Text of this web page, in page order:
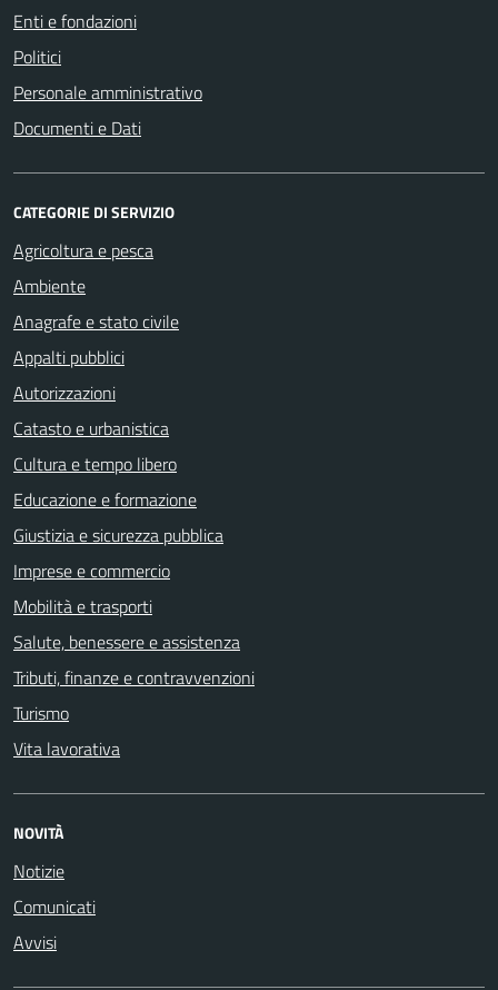
Enti e fondazioni
Politici
Personale amministrativo
Documenti e Dati
CATEGORIE DI SERVIZIO
Agricoltura e pesca
Ambiente
Anagrafe e stato civile
Appalti pubblici
Autorizzazioni
Catasto e urbanistica
Cultura e tempo libero
Educazione e formazione
Giustizia e sicurezza pubblica
Imprese e commercio
Mobilità e trasporti
Salute, benessere e assistenza
Tributi, finanze e contravvenzioni
Turismo
Vita lavorativa
NOVITÀ
Notizie
Comunicati
Avvisi